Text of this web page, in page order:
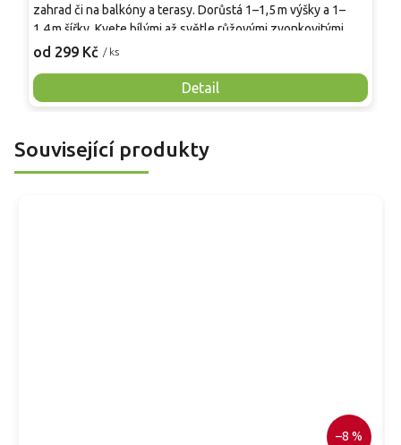
od 299 Kč / ks
Detail
zahrad či na balkóny a terasy. Dorůstá 1–1,5 m výšky a 1–
1,4 m šířky. Kvete bílými až světle růžovými zvonkovitými
květy v dubnu až květnu. Plody jsou kulaté, tmavě
dozrávají od poloviny července a lze je využít čerstvé, do
dezertů, džemů nebo mražení. Je mrazuvzdorná až do –
Související produkty
–8 %